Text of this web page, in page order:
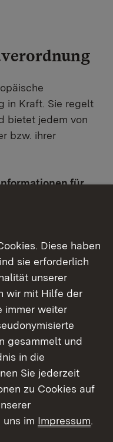
in Kraft. Sie regelt
bietet jedem von
bzw. ihrer
für
für die Arbeit an
Sie auf dem
Sie vielfältige
Materialien:
für
Diese haben
sie erforderlich
unserer
wir mit Hilfe der
immer weiter
gesammelt und
in die
Sie jederzeit
zu Cookies auf
uns im Impressum.